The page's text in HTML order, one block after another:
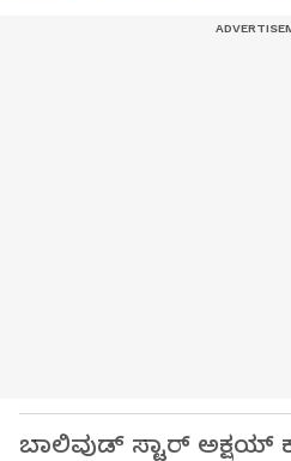
ಬಾಲಿವುಡ್ ಸ್ಟಾರ್ ಅಕ್ಷಯ್